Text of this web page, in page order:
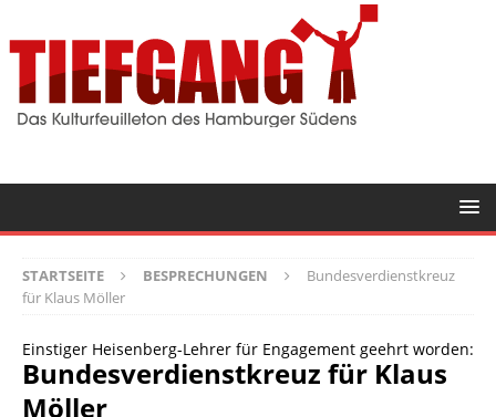
STARTSEITE BESPRECHUNGEN
Bundesverdienstkreuz
für Klaus Möller
Einstiger Heisenberg-Lehrer für Engagement geehrt worden:
Bundesverdienstkreuz für Klaus
Möller